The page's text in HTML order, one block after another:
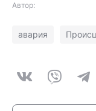
Автор:
авария